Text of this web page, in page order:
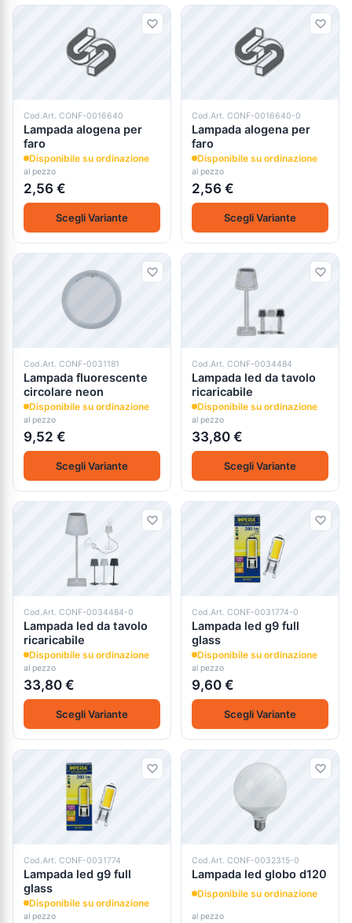
Cod.Art. CONF-0016640
Lampada alogena per
faro
Disponibile su ordinazione
al pezzo
2,56 €
Scegli Variante
Cod.Art. CONF-0016640-0
Lampada alogena per
faro
Disponibile su ordinazione
al pezzo
2,56 €
Scegli Variante
Cod.Art. CONF-0031181
Lampada fluorescente
circolare neon
Disponibile su ordinazione
al pezzo
9,52 €
Scegli Variante
Cod.Art. CONF-0034484
Lampada led da tavolo
ricaricabile
Disponibile su ordinazione
al pezzo
33,80 €
Scegli Variante
Cod.Art. CONF-0034484-0
Lampada led da tavolo
ricaricabile
Disponibile su ordinazione
al pezzo
33,80 €
Scegli Variante
Cod.Art. CONF-0031774-0
Lampada led g9 full
glass
Disponibile su ordinazione
al pezzo
9,60 €
Scegli Variante
Cod.Art. CONF-0031774
Lampada led g9 full
glass
Disponibile su ordinazione
al pezzo
Cod.Art. CONF-0032315-0
Lampada led globo d120
Disponibile su ordinazione
al pezzo